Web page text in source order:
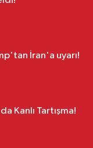
İran'a uyarı!
Kanlı Tartışma!